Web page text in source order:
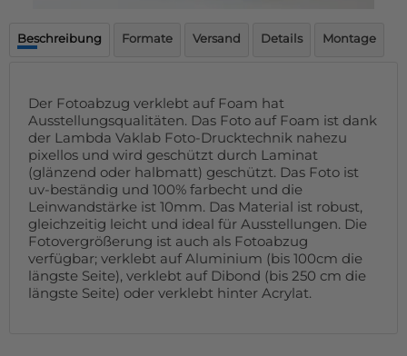
Custom skateboard deck
Lieferzeiten
Impressum
Beschreibung Formate Versand Details Montage
Der Fotoabzug verklebt auf Foam hat
Ausstellungsqualitäten. Das Foto auf Foam ist dank
der Lambda Vaklab Foto-Drucktechnik nahezu
pixellos und wird geschützt durch Laminat
(glänzend oder halbmatt) geschützt. Das Foto ist
uv-beständig und 100% farbecht und die
Leinwandstärke ist 10mm. Das Material ist robust,
gleichzeitig leicht und ideal für Ausstellungen. Die
Fotovergrößerung ist auch als Fotoabzug
verfügbar; verklebt auf Aluminium (bis 100cm die
längste Seite), verklebt auf Dibond (bis 250 cm die
längste Seite) oder verklebt hinter Acrylat.